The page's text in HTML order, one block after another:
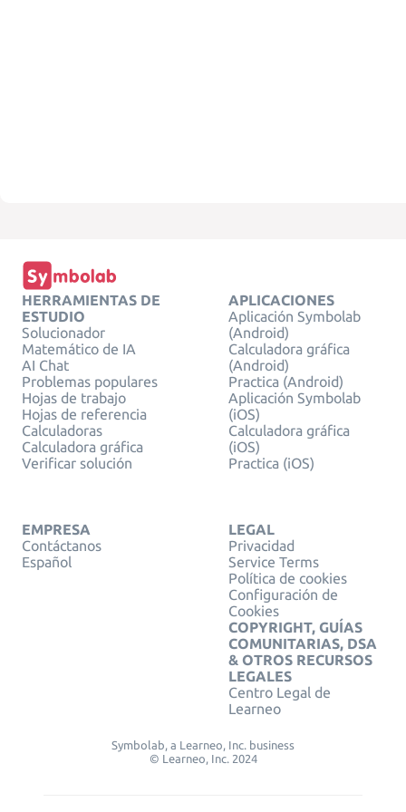
HERRAMIENTAS DE
ESTUDIO
Solucionador
Matemático de IA
AI Chat
Problemas populares
Hojas de trabajo
Hojas de referencia
Calculadoras
Calculadora gráfica
Verificar solución
APLICACIONES
Aplicación Symbolab
(Android)
Calculadora gráfica
(Android)
Practica (Android)
Aplicación Symbolab
(iOS)
Calculadora gráfica
(iOS)
Practica (iOS)
EMPRESA
Contáctanos
Español
LEGAL
Privacidad
Service Terms
Política de cookies
Configuración de
Cookies
COPYRIGHT, GUÍAS
COMUNITARIAS, DSA
& OTROS RECURSOS
LEGALES
Centro Legal de
Learneo
Symbolab, a Learneo, Inc. business
© Learneo, Inc. 2024